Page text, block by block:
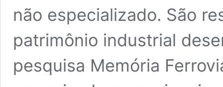
não especializado. São
patrimônio industrial
pesquisa Memória